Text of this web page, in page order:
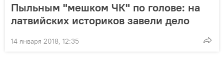
Пыльным "мешком ЧК" по голове: на
латвийских историков завели дело
14 января 2018, 12:35